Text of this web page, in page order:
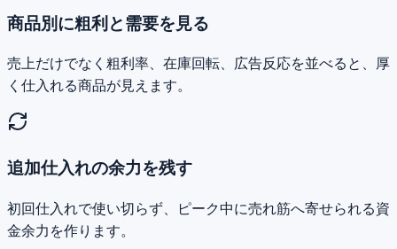
商品別に粗利と需要を見る
売上だけでなく粗利率、在庫回転、広告反応を並べると、厚
く仕入れる商品が見えます。
追加仕入れの余力を残す
初回仕入れで使い切らず、ピーク中に売れ筋へ寄せられる資
金余力を作ります。